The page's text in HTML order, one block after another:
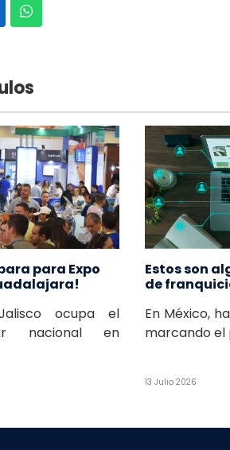
para Expo
ocupa el
nacional en
Estos son
de
En México,
marcando el
13 Julio 2026